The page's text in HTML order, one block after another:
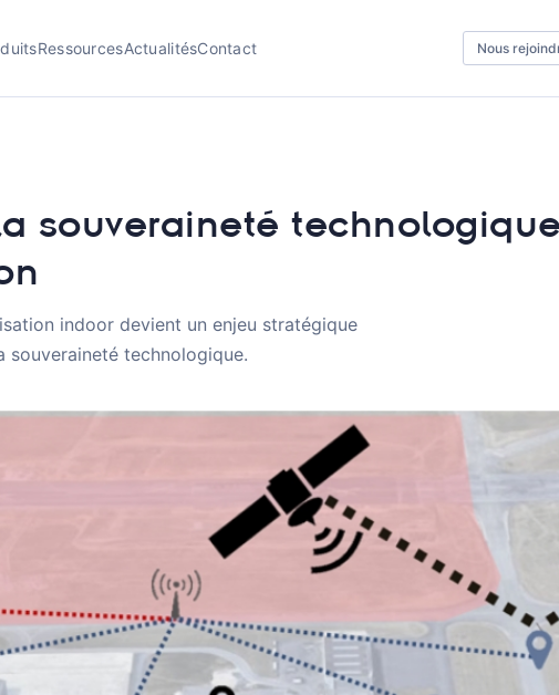
RessourcesActualitésContact Nous
souveraineté technologique
indoor devient un enjeu stratégique
souveraineté technologique.